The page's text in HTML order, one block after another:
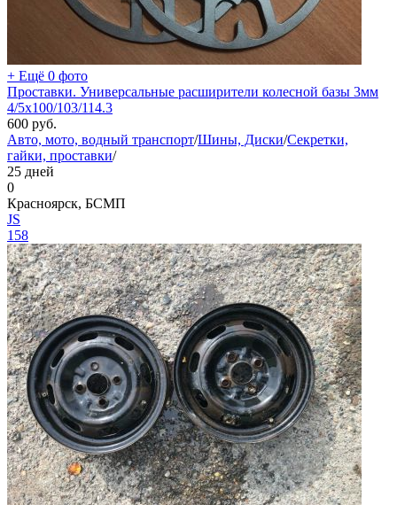
+ Ещё 0 фото
Проставки. Универсальные расширители колесной базы 3мм
4/5х100/103/114.3
600 руб.
Авто, мото, водный транспорт/Шины, Диски/Секретки,
гайки, проставки/
25 дней
0
Красноярск, БСМП
JS
158